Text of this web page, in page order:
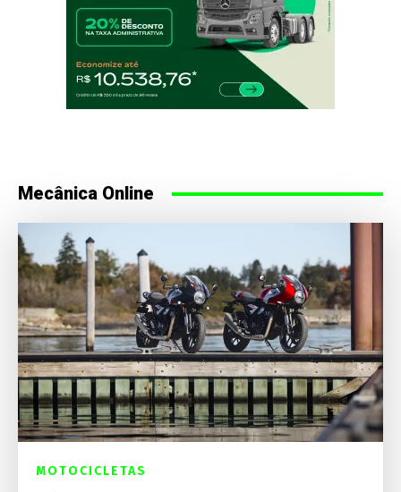
Mecânica Online
MOTOCICLETAS